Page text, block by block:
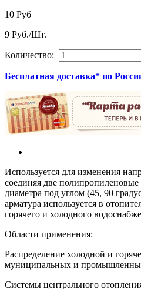
10 Руб
9 Руб./Шт.
Количество:
Бесплатная доставка* по
Используется для изменения
соединяя две
диаметра под углом (45, 90
арматура используется в
горячего и холодного
Области применения:
Распределение холодной и
муниципальных и
Системы центрального